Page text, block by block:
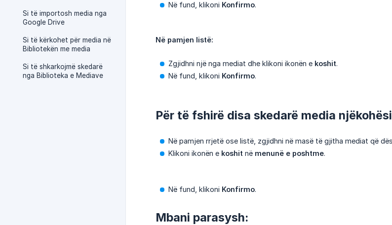
Si të importosh media nga
Google Drive
Si të kërkohet për media në
Bibliotekën me media
Si të shkarkojmë skedarë
nga Biblioteka e Mediave
Në fund, klikoni Konfirmo.
Në pamjen listë:
Zgjidhni një nga mediat dhe klikoni ikonën e koshit.
Në fund, klikoni Konfirmo.
Për të fshirë disa skedarë media
Në pamjen rrjetë ose listë, zgjidhni në masë të gjitha mediat që
Klikoni ikonën e koshit në menunë e poshtme.
Në fund, klikoni Konfirmo.
Mbani parasysh: